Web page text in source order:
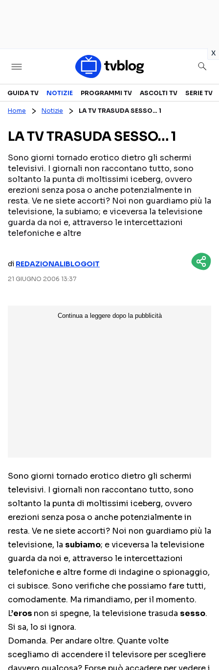
x
Televisione
CANALI TV
PROGRAMMI TV
PERSONAGGI TV
SERIE TV
REALITY SHOW
FICTION
Streaming
NETFLIX
GUIDA TV NOTIZIE PROGRAMMI TV ASCOLTI TV SERIE TV
Home Notizie LA TV TRASUDA SESSO… 1
LA TV TRASUDA SESSO… 1
Sono giorni tornado erotico dietro gli schermi
televisivi. I giornali non raccontano tutto, sono
soltanto la punta di moltissimi iceberg, ovvero
erezioni senza posa o anche potenzialmente in
resta. Ve ne siete accorti? Noi non guardiamo più la
televisione, la subiamo; e viceversa la televisione
guarda da noi e, attraverso le intercettazioni
telefoniche e altre
di REDAZIONALIBLOGOIT
21 GIUGNO 2006 13:37
Sono giorni tornado erotico dietro gli schermi
televisivi. I giornali non raccontano tutto, sono
soltanto la punta di moltissimi iceberg, ovvero
erezioni senza posa o anche potenzialmente in
resta. Ve ne siete accorti? Noi non guardiamo più la
televisione, la subiamo; e viceversa la televisione
guarda da noi e, attraverso le intercettazioni
telefoniche e altre forme di indagine o spionaggio,
ci subisce. Sono verifiche che possiamo fare tutti,
comodamente. Ma rimandiamo, per il momento.
L’eros non si spegne, la televisione trasuda sesso.
Si sa, lo si ignora.
Domanda. Per andare oltre. Quante volte
scegliamo di accendere il televisore per scegliere